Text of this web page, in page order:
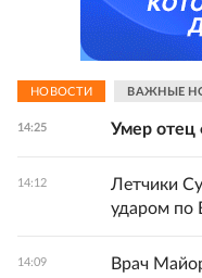
НОВОСТИ ВАЖНЫЕ
14:25 Умер отец
14:12
Летчики
ударом по
14:09
Врач